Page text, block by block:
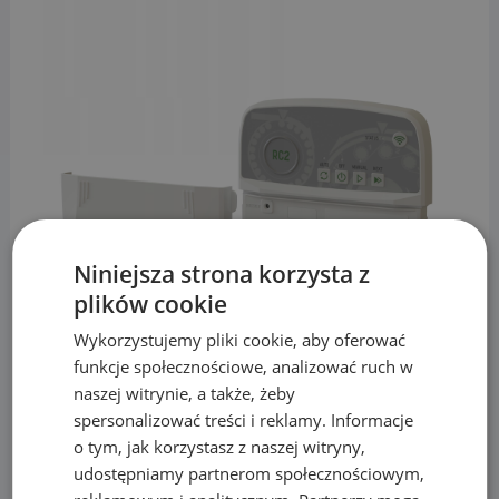
Główne zalety sterownika Rain Bird RC2 4-
sekcyjnego:
Niniejsza strona korzysta z
plików cookie
Wykorzystujemy pliki cookie, aby oferować
funkcje społecznościowe, analizować ruch w
naszej witrynie, a także, żeby
spersonalizować treści i reklamy. Informacje
o tym, jak korzystasz z naszej witryny,
udostępniamy partnerom społecznościowym,